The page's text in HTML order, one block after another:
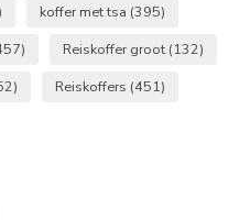
koffer met tsa (395)
Reiskoffer groot (132)
Reiskoffers (451)